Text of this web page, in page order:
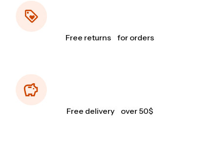
Free returns for orders
Free delivery over 50$